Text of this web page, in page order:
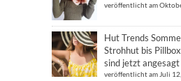
veröffentlicht am
Hut Trends
Strohhut bis
sind jetzt angesagt
veröffentlicht am Juli